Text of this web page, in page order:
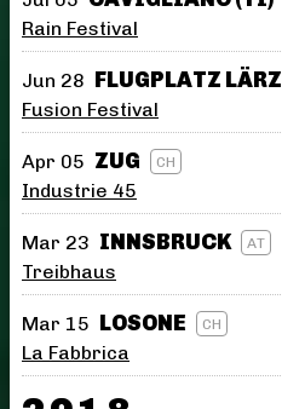
Rain Festival
Jun 28 FLUGPLATZ LÄRZ
Fusion Festival
Apr 05 CH
ZUG
Industrie 45
Mar 23 AT
INNSBRUCK
Treibhaus
Mar 15 CH
LOSONE
La Fabbrica